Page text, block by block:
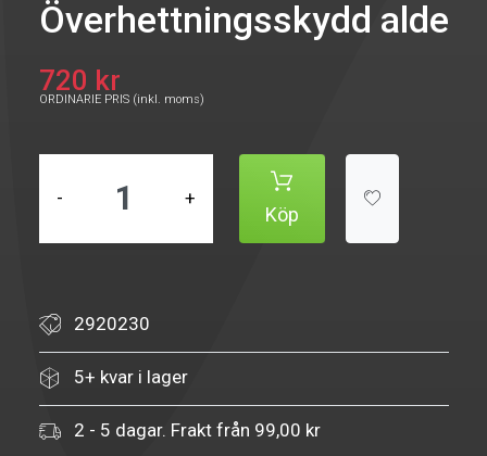
Överhettningsskydd alde
720 kr
ORDINARIE PRIS (inkl. moms)
- +
Köp
2920230
5+ kvar i lager
2 - 5 dagar. Frakt från 99,00 kr